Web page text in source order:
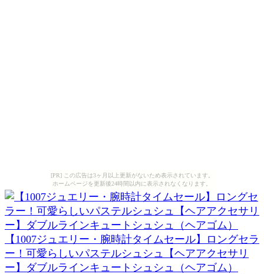
[PR] この広告は3ヶ月以上更新がないため表示されています。
ホームページを更新後24時間以内に表示されなくなります。
【1007ジュエリー・腕時計タイムセール】ロングセラ
ー！可愛らしいパステルシュシュ【ヘアアクセサリ
ー】ダブルラインキュートシュシュ（ヘアゴム）